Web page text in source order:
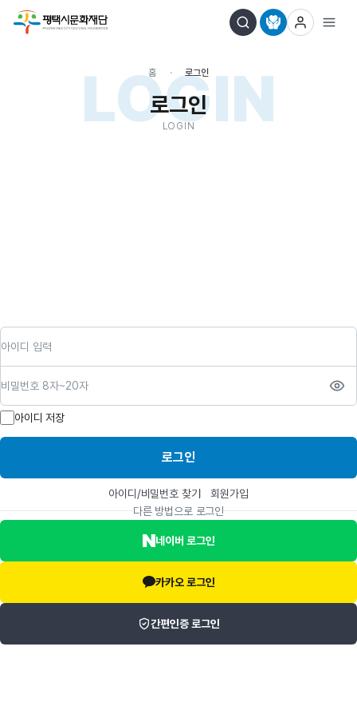
LOGIN
홈 로그인
로그인
LOGIN
아이디 저장
로그인
아이디/비밀번호 찾기
회원가입
다른 방법으로 로그인
네이버 로그인
카카오 로그인
간편인증 로그인